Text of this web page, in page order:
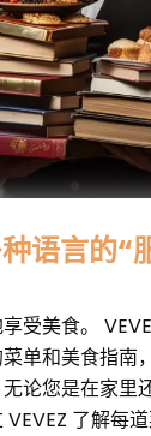
语言的“
受美食。
单和美食指南
论您是在家里
了解每道